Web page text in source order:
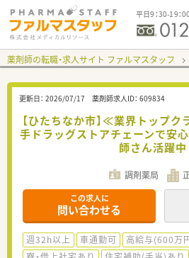
平日9：30-19：
薬剤師の転職・求人サイト ファルマスタッフ
更新日： 2026/07/17 薬剤師求人ID： 609834
【ひたちなか市】≪業界トップ
手ドラッグストアチェーンで安
師さん活躍
調剤薬局
この求人に
問い合わせる
週32h以上 車通勤可
高給与(600万